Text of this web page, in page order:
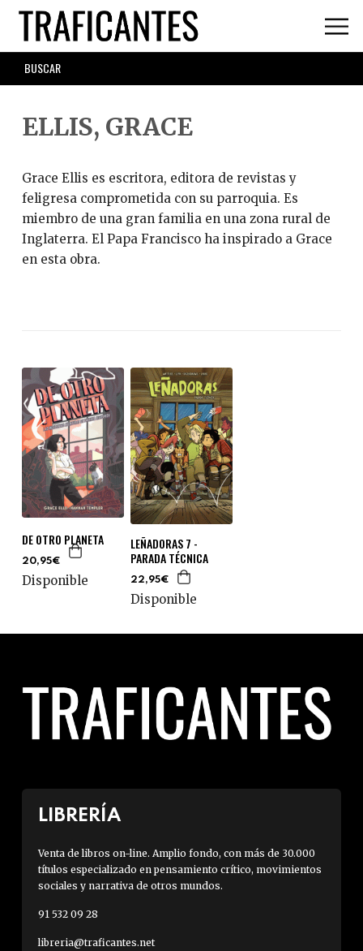
Skip
main
content
SEARCH
FORM
ELLIS, GRACE
Grace Ellis es escritora, editora de revistas y
feligresa comprometida con su parroquia. Es
miembro de una gran familia en una zona rural de
Inglaterra. El Papa Francisco ha inspirado a Grace
en esta obra.
DE OTRO PLANETA
20,95€
Disponible
LEÑADORAS 7 -
PARADA TÉCNICA
22,95€
Disponible
LIBRERÍA
Venta de libros on-line. Amplio fondo, con más de 30.000
títulos especializado en pensamiento crítico, movimientos
sociales y narrativa de otros mundos.
91 532 09 28
libreria@traficantes.net